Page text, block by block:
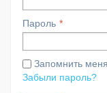
Пароль
Запомнить меня
Забыли пароль?